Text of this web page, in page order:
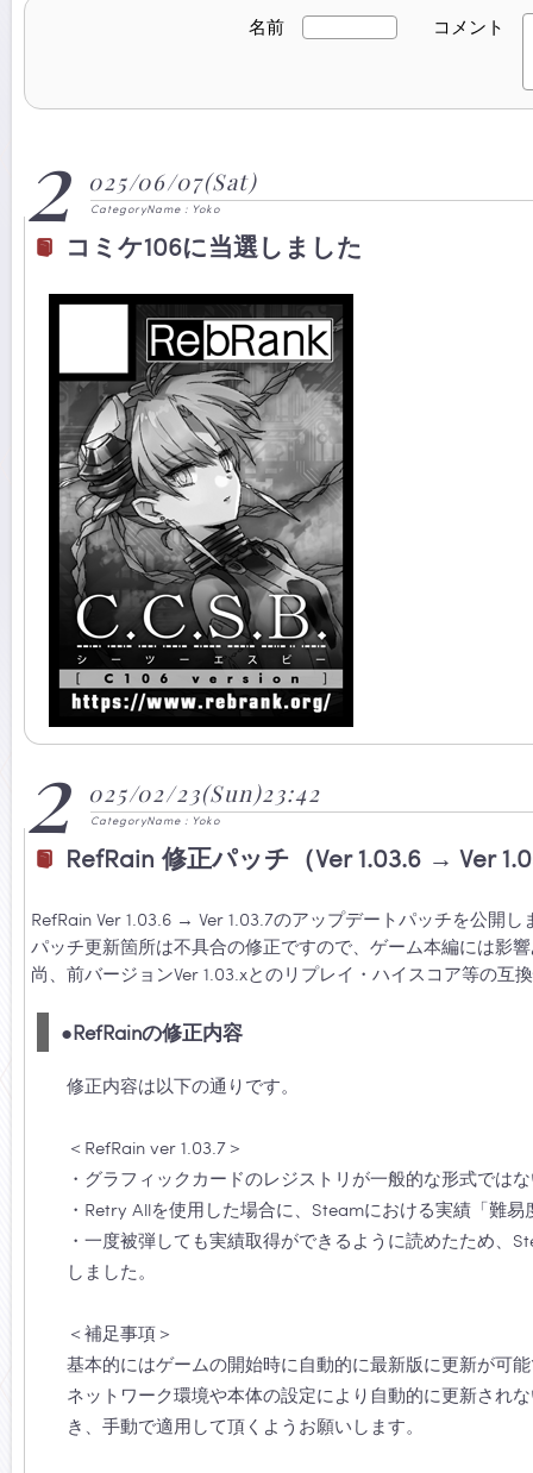
名前 コメント
2 025/06/07(Sat)
CategoryName : Yoko
コミケ106に当選しました
2 025/02/23(Sun)23:42
CategoryName : Yoko
RefRain 修正パッチ（Ver 1.03.6 → Ver
RefRain Ver 1.03.6 → Ver 1.03.7のアップデートパッチを公開し
パッチ更新箇所は不具合の修正ですので、ゲーム本編には影
尚、前バージョンVer 1.03.xとのリプレイ・ハイスコア等の互
●RefRainの修正内容
修正内容は以下の通りです。
＜RefRain ver 1.03.7＞
・グラフィックカードのレジストリが一般的な形式では
・Retry Allを使用した場合に、Steamにおける実績「難
・一度被弾しても実績取得ができるように読めたため、
しました。
＜補足事項＞
基本的にはゲームの開始時に自動的に最新版に更新が可
ネットワーク環境や本体の設定により自動的に更新され
き、手動で適用して頂くようお願いします。